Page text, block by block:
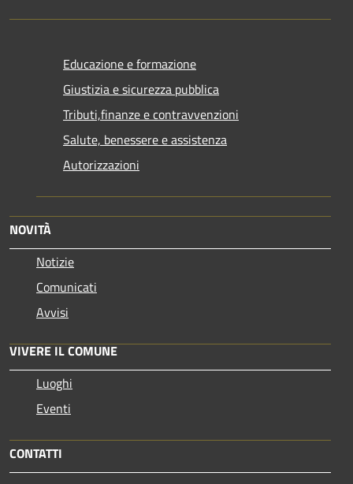
Educazione e formazione
Giustizia e sicurezza pubblica
Tributi,finanze e contravvenzioni
Salute, benessere e assistenza
Autorizzazioni
NOVITÀ
Notizie
Comunicati
Avvisi
VIVERE IL COMUNE
Luoghi
Eventi
CONTATTI